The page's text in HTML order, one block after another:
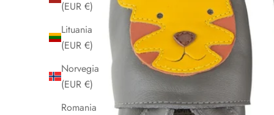
(EUR €)
Lituania
(EUR €)
Norvegia
(EUR €)
Romania